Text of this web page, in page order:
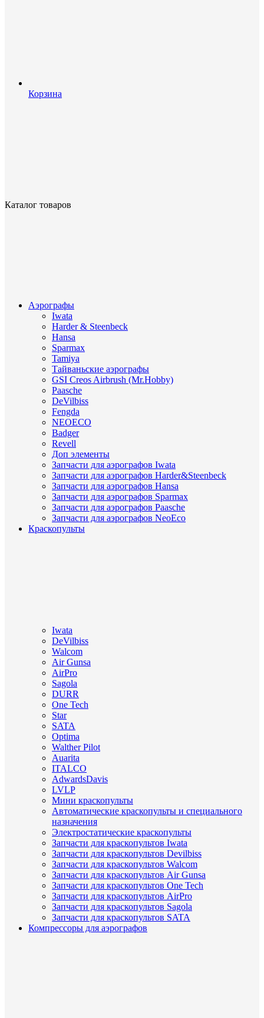
Корзина
Каталог товаров
Аэрографы
Iwata
Harder & Steenbeck
Hansa
Sparmax
Tamiya
Тайваньские аэрографы
GSI Creos Airbrush (Mr.Hobby)
Paasche
DeVilbiss
Fengda
NEOECO
Badger
Revell
Доп элементы
Запчасти для аэрографов Iwata
Запчасти для аэрографов Harder&Steenbeck
Запчасти для аэрографов Hansa
Запчасти для аэрографов Sparmax
Запчасти для аэрографов Paasche
Запчасти для аэрографов NeoEco
Краскопульты
Iwata
DeVilbiss
Walcom
Air Gunsa
AirPro
Sagola
DURR
One Tech
Star
SATA
Optima
Walther Pilot
Auarita
ITALCO
AdwardsDavis
LVLP
Мини краскопульты
Автоматические краскопульты и специального
назначения
Электростатические краскопульты
Запчасти для краскопультов Iwata
Запчасти для краскопультов Devilbiss
Запчасти для краскопультов Walcom
Запчасти для краскопультов Air Gunsa
Запчасти для краскопультов One Tech
Запчасти для краскопультов AirPro
Запчасти для краскопультов Sagola
Запчасти для краскопультов SATA
Компрессоры для аэрографов